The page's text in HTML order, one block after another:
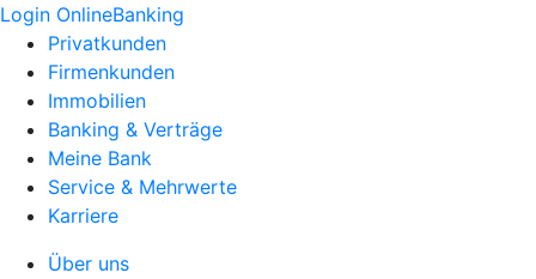
Login OnlineBanking
Privatkunden
Firmenkunden
Immobilien
Banking & Verträge
Meine Bank
Service & Mehrwerte
Karriere
Über uns